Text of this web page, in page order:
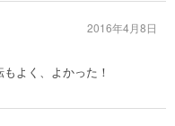
よく、よかった！
2016年4月8日